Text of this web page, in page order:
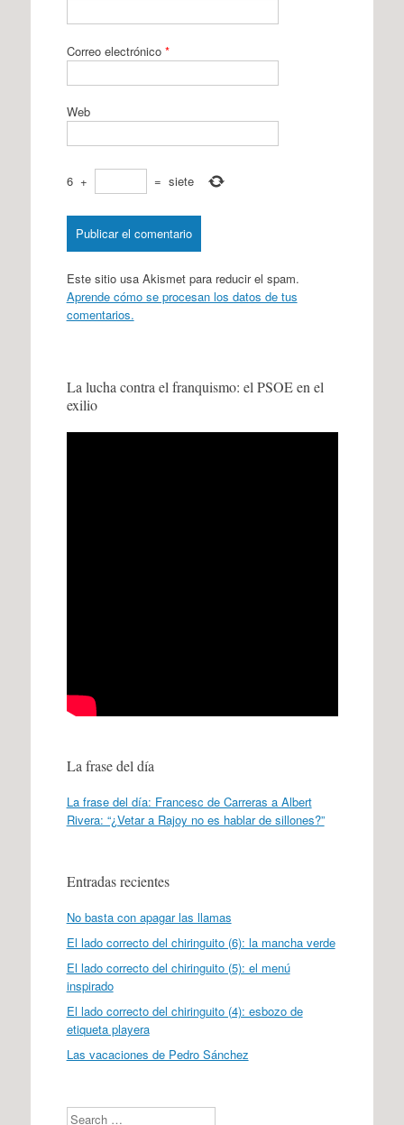
Correo electrónico *
Web
6 + = siete
Este sitio usa Akismet para reducir el spam.
Aprende cómo se procesan los datos de tus
comentarios.
La lucha contra el franquismo: el PSOE en el
exilio
La frase del día
La frase del día: Francesc de Carreras a Albert
Rivera: “¿Vetar a Rajoy no es hablar de sillones?”
Entradas recientes
No basta con apagar las llamas
El lado correcto del chiringuito (6): la mancha verde
El lado correcto del chiringuito (5): el menú
inspirado
El lado correcto del chiringuito (4): esbozo de
etiqueta playera
Las vacaciones de Pedro Sánchez
Search